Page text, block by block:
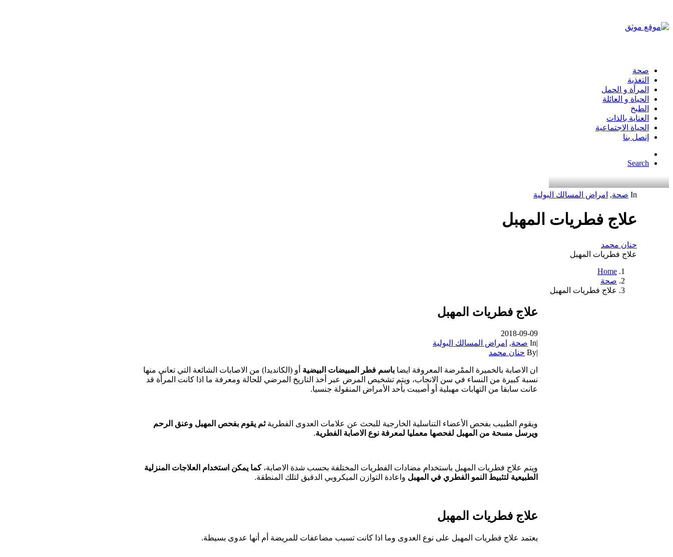
صحة
التغذية
المرأة و الحمل
الحياة و العائلة
الطبخ
العناية بالذات
الحياة الاجتماعية
إتصل بنا
Search
In صحة, امراض المسالك البولية
علاج فطريات المهبل
حنان محمد
علاج فطريات المهبل
Home
صحة
علاج فطريات المهبل
علاج فطريات المهبل
2018-09-09
|
In صحة, امراض المسالك البولية
|
By حنان محمد
ان الاصابة بالخميرة الممْرضة المعروفة ايضا باسم فطر المبيضات البيضية أو (الكانديدا) من الاصابات الشائعة التي تعاني منها
نسبة كبيرة من النساء في سن الانجاب، ويتم تشخيص المرض عبر أخذ التاريخ المرضي للحالة ومعرفة ما اذا كانت المرأة قد
عانت سابقا من التهابات مهبلية أو أصيبت بأحد الأمراض المنقولة جنسيا.
ويقوم الطبيب بفحص الأعضاء التناسلية الخارجية للبحث عن علامات العدوى الفطرية ثم يقوم بفحص المهبل وعنق الرحم
ويرسل مسحة من المهبل لفحصها معمليا لمعرفة نوع الاصابة الفطرية.
ويتم علاج فطريات المهبل باستخدام مضادات الفطريات المختلفة بحسب شدة الاصابة،كما يمكن استخدام العلاجات المنزلية
الطبيعية لتثبيط النمو الفطري في المهبل واعادة التوازن الميكروبي الدقيق لتلك المنطقة.
علاج فطريات المهبل
يعتمد علاج فطريات المهبل على نوع العدوى وما اذا كانت تسبب مضاعفات للمريضة أم أنها عدوى بسيطة.